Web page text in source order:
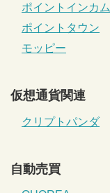
ポイントインカム
ポイントタウン
モッピー
仮想通貨関連
クリプトパンダ
自動売買